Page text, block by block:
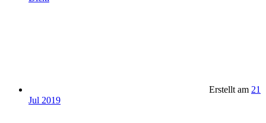
Erstellt am 21
Jul 2019